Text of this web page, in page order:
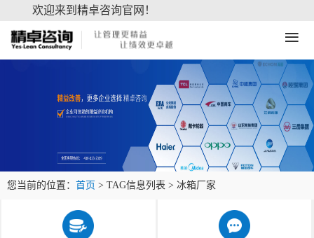
欢迎来到精卓咨询官网！
≡
您当前的位置： 首页 > TAG信息列表 > 冰箱厂家